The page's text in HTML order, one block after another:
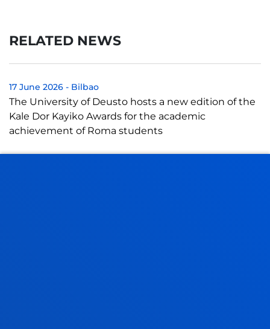
RELATED NEWS
17 June 2026 - Bilbao
The University of Deusto hosts a new edition of the
Kale Dor Kayiko Awards for the academic
achievement of Roma students